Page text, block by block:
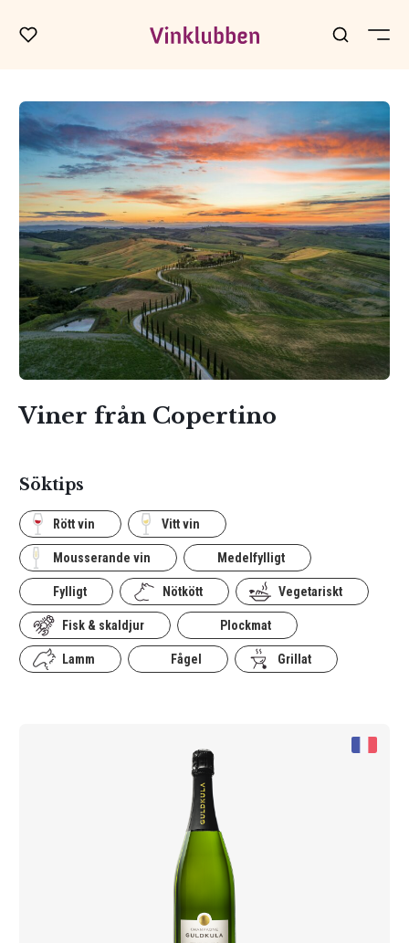
Viner från Copertino
Söktips
Rött vin Vitt vin
Mousserande vin Medelfylligt
Fylligt Nötkött Vegetariskt
Fisk & skaldjur Plockmat
Lamm Fågel Grillat